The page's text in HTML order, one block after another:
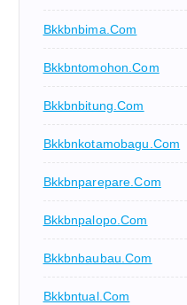
Bkkbnbima.com
Bkkbntomohon.com
Bkkbnbitung.com
Bkkbnkotamobagu.com
Bkkbnparepare.com
Bkkbnpalopo.com
Bkkbnbaubau.com
Bkkbntual.com